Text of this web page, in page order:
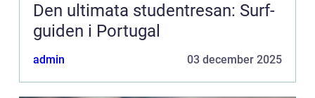
Den ultimata studentresan: Surf-
guiden i Portugal
admin 03 december 2025